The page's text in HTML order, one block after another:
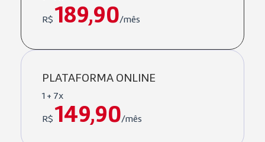
R$ 189,90/mês
PLATAFORMA ONLINE
1 + 7x
R$ 149,90/mês